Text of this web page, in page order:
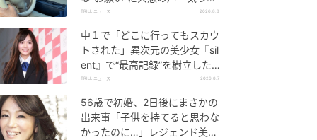
ないんですよね…」
TRILL ニュース 2026.8.8
中１で「どこに行ってもスカウ
トされた」異次元の美少女『sil
ent』で“最高記録”を樹立した
「反則級」の【トップ女優】
TRILL ニュース 2026.8.7
56歳で初婚、2日後にまさかの
出来事「子供を持てると思わな
かったのに…」レジェンド美魔